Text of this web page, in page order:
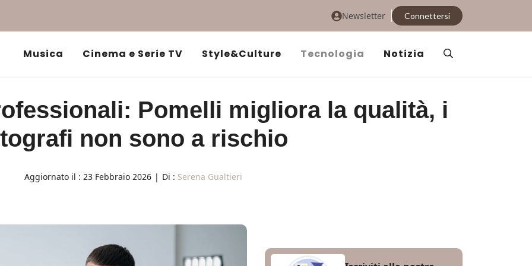
Newsletter Connettersi
Musica Cinema e Serie TV Style&Culture Tecnologia Notizia
Pomelli migliora la qualità, i
non sono a rischio
Aggiornato il : 23 Febbraio 2026 | Di : Serena Gualtieri